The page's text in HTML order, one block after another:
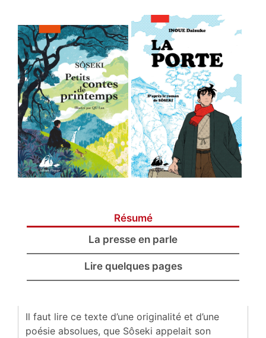
Résumé
La presse en parle
Lire quelques pages
Il faut lire ce texte d’une originalité et d’une
poésie absolues, que Sôseki appelait son